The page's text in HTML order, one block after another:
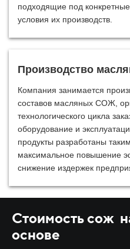
подходящие под конкретные
условия их производств.
Производство
Компания занимается
составов масляных СОЖ,
технологического цикла
оборудование и
продукты разработаны
максимальное повышение
снижение издержек
Стоимость сож
основе